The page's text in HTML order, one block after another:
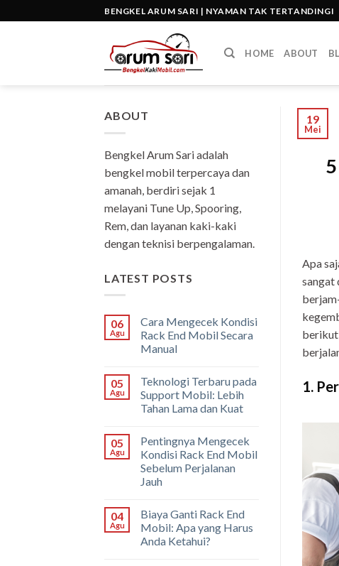
to
BENGKEL ARUM SARI | NYAMAN TAK TERTANDINGI
HOME ABOUT
ABOUT
Bengkel Arum Sari adalah
bengkel mobil terpercaya dan
amanah, berdiri sejak 1
melayani Tune Up, Spooring,
Rem, dan layanan kaki-kaki
dengan teknisi berpengalaman.
LATEST POSTS
06
Agu
Cara Mengecek Kondisi
Rack End Mobil Secara
Manual
05
Agu
Teknologi Terbaru pada
Support Mobil: Lebih
Tahan Lama dan Kuat
05
Agu
Pentingnya Mengecek
Kondisi Rack End Mobil
Sebelum Perjalanan
Jauh
04
Agu
Biaya Ganti Rack End
Mobil: Apa yang Harus
Anda Ketahui?
19
Mei
Apa
sangat
berikut
1.